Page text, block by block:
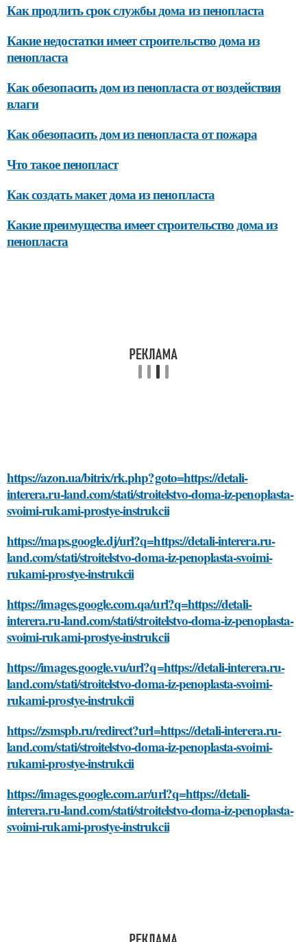
Как продлить срок службы дома из пенопласта
Какие недостатки имеет строительство дома из
пенопласта
Как обезопасить дом из пенопласта от воздействия
влаги
Как обезопасить дом из пенопласта от пожара
Что такое пенопласт
Как создать макет дома из пенопласта
Какие преимущества имеет строительство дома из
пенопласта
https://azon.ua/bitrix/rk.php?goto=https://detali-
interera.ru-land.com/stati/stroitelstvo-doma-iz-penoplasta-
svoimi-rukami-prostye-instrukcii
https://maps.google.dj/url?q=https://detali-interera.ru-
land.com/stati/stroitelstvo-doma-iz-penoplasta-svoimi-
rukami-prostye-instrukcii
https://images.google.com.qa/url?q=https://detali-
interera.ru-land.com/stati/stroitelstvo-doma-iz-penoplasta-
svoimi-rukami-prostye-instrukcii
https://images.google.vu/url?q=https://detali-interera.ru-
land.com/stati/stroitelstvo-doma-iz-penoplasta-svoimi-
rukami-prostye-instrukcii
https://zsmspb.ru/redirect?url=https://detali-interera.ru-
land.com/stati/stroitelstvo-doma-iz-penoplasta-svoimi-
rukami-prostye-instrukcii
https://images.google.com.ar/url?q=https://detali-
interera.ru-land.com/stati/stroitelstvo-doma-iz-penoplasta-
svoimi-rukami-prostye-instrukcii